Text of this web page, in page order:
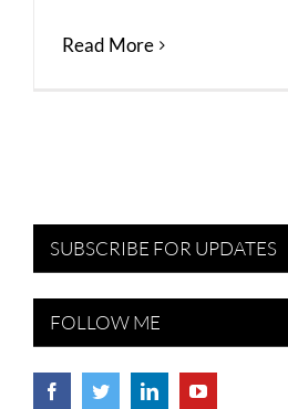
Read More
SUBSCRIBE FOR UPDATES
FOLLOW ME